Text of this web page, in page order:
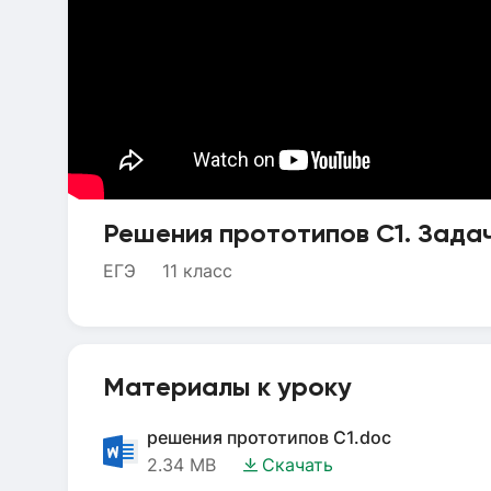
Решения прототипов C1.
ЕГЭ 11 класс
Материалы к уроку
решения прототипов C1.doc
2.34 MB
Скачать